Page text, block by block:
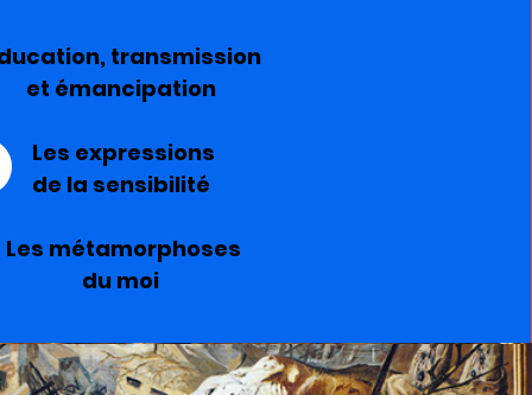
transmission
et émancipation
Les expressions
de la sensibilité
Les métamorphoses
du moi